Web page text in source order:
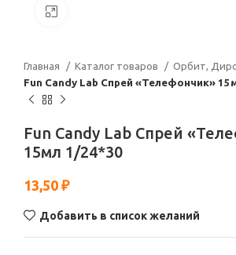
Главная Каталог товаров
Орбит,
Fun Candy Lab Спрей «Телефончик»
Fun Candy Lab Спрей
15мл 1/24*30
13,50 ₽
Добавить в список желаний